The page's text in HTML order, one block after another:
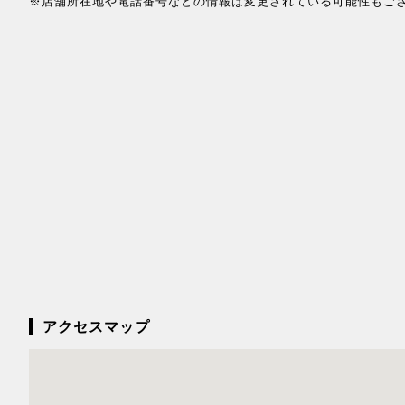
アクセスマップ